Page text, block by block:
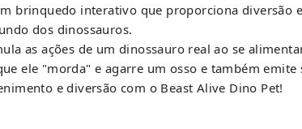
brinquedo interativo que proporciona diversão
dos dinossauros.
as ações de um dinossauro real ao se
ele "morda" e agarre um osso e também
e diversão com o Beast Alive Dino Pet!